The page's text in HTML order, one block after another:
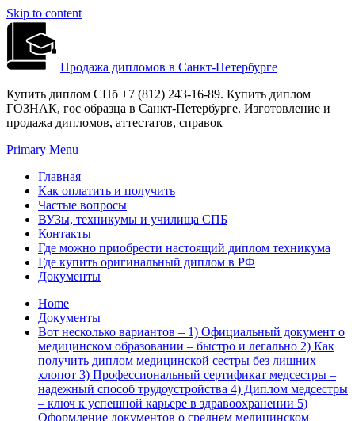
Skip to content
Продажа дипломов в Санкт-Петербурге
Купить диплом СПб +7 (812) 243-16-89. Купить диплом
ГОЗНАК, гос образца в Санкт-Петербурге. Изготовление и
продажа дипломов, аттестатов, справок
Primary Menu
Главная
Как оплатить и получить
Частые вопросы
ВУЗы, техникумы и училища СПБ
Контакты
Где можно приобрести настоящий диплом техникума
Где купить оригинальный диплом в РФ
Документы
Home
Документы
Вот несколько вариантов – 1) Официальный документ о
медицинском образовании – быстро и легально 2) Как
получить диплом медицинской сестры без лишних
хлопот 3) Профессиональный сертификат медсестры –
надежный способ трудоустройства 4) Диплом медсестры
– ключ к успешной карьере в здравоохранении 5)
Оформление документов о среднем медицинском